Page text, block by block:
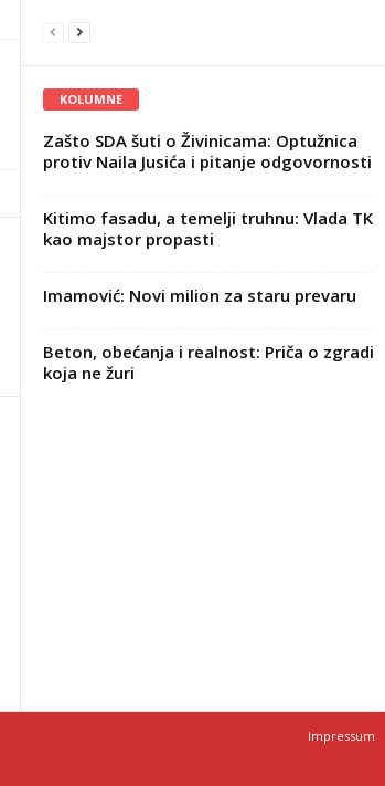
KOLUMNE
Zašto SDA šuti o Živinicama: Optužnica
protiv Naila Jusića i pitanje odgovornosti
Kitimo fasadu, a temelji truhnu: Vlada TK
kao majstor propasti
Imamović: Novi milion za staru prevaru
Beton, obećanja i realnost: Priča o zgradi
koja ne žuri
Impressum